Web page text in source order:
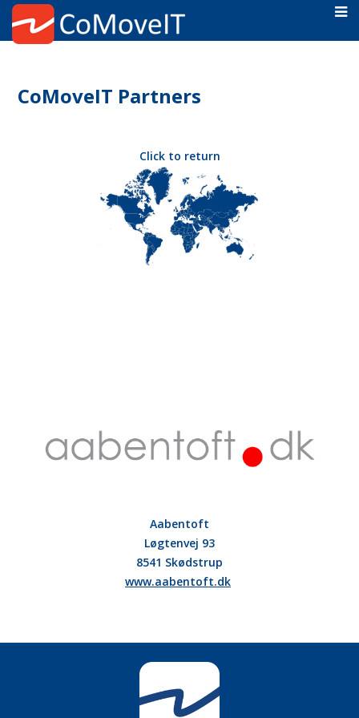
CoMoveIT Partners
Click to return
Aabentoft
Løgtenvej 93
8541 Skødstrup
www.aabentoft.dk